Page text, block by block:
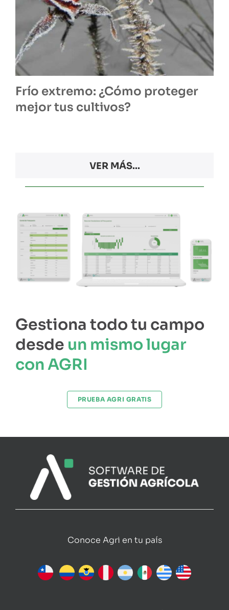
Frío extremo: ¿Cómo proteger
mejor tus cultivos?
VER MÁS...
Gestiona todo tu campo
desde un mismo lugar
con AGRI
PRUEBA AGRI GRATIS
Conoce Agri en tu país